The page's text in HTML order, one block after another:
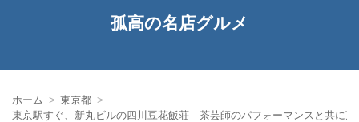
孤高の名店グルメ
ホーム
東京都
東京駅すぐ、新丸ビルの四川豆花飯荘 茶芸師のパフォーマンスと共に頂